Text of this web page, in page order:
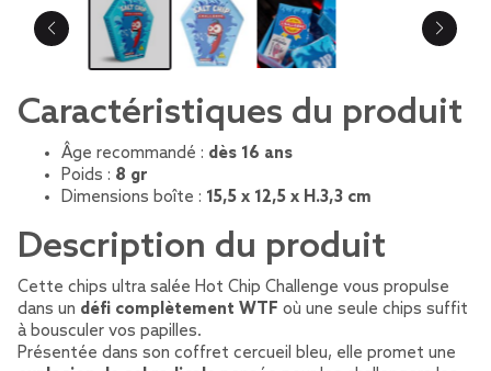
Caractéristiques du produit
Âge recommandé : dès 16 ans
Poids : 8 gr
Dimensions boîte : 15,5 x 12,5 x H.3,3 cm
Description du produit
Cette chips ultra salée Hot Chip Challenge vous propulse
dans un défi complètement WTF où une seule chips suffit
à bousculer vos papilles.
Présentée dans son coffret cercueil bleu, elle promet une